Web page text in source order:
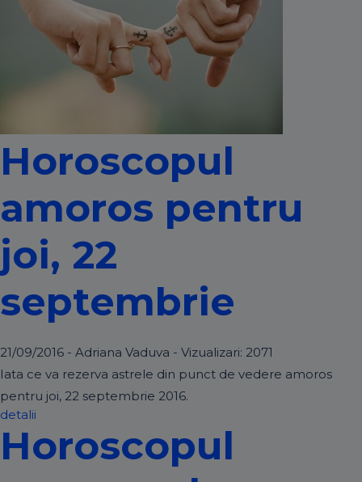
Horoscopul
amoros pentru
joi, 22
septembrie
21/09/2016 - Adriana Vaduva - Vizualizari: 2071
Iata ce va rezerva astrele din punct de vedere amoros
pentru joi, 22 septembrie 2016.
detalii
Horoscopul